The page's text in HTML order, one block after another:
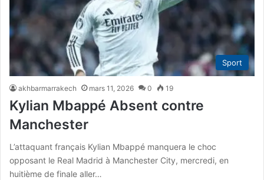
Sport
akhbarmarrakech mars 11, 2026 0 19
Kylian Mbappé Absent contre
Manchester
L’attaquant français Kylian Mbappé manquera le choc
opposant le Real Madrid à Manchester City, mercredi, en
huitième de finale aller…